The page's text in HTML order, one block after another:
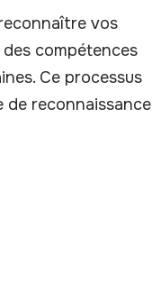
vos
compétences
Ce processus
reconnaissance